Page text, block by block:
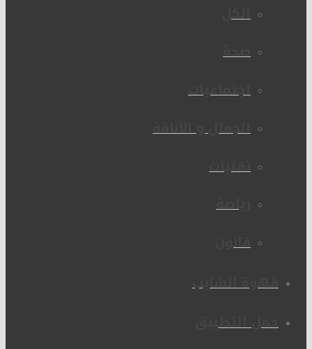
الكل
صحة
اجتماعيات
الجمال و الأناقة
تقنيات
رياضة
قانون
قهوة الشايب
حمل التطبيق